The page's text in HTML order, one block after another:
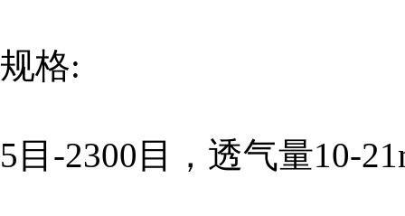
规格:
5目-2300目，透气量10-